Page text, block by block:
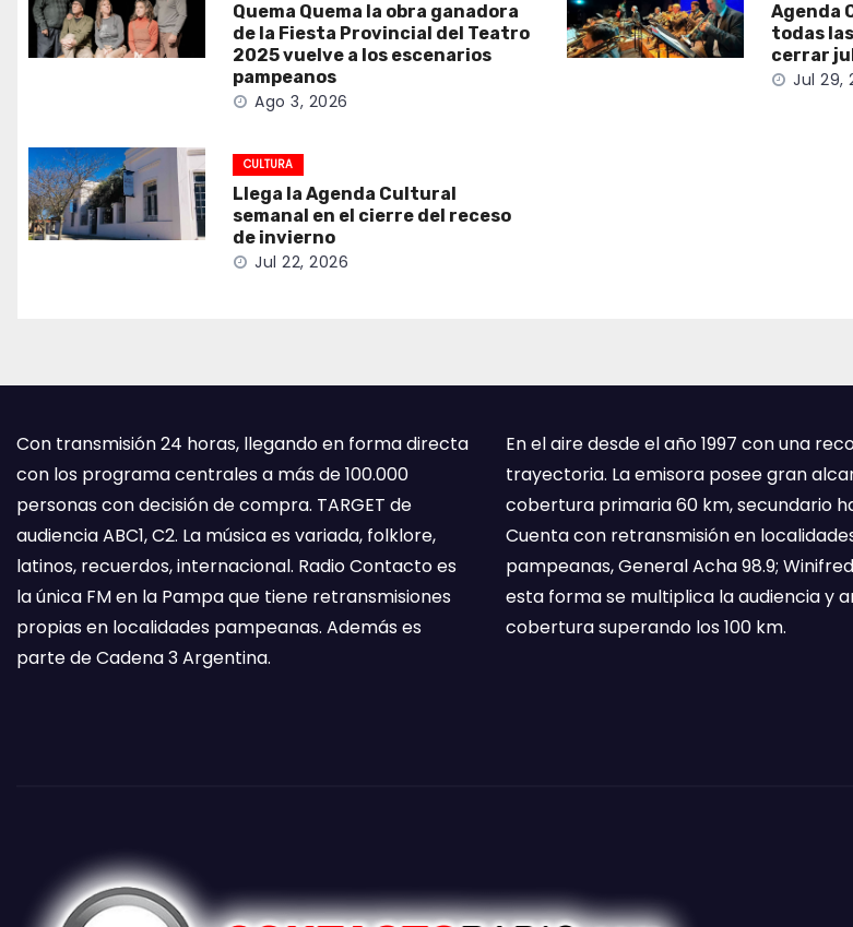
Quema Quema la obra ganadora
de la Fiesta Provincial del Teatro
2025 vuelve a los escenarios
pampeanos
Ago 3, 2026
Agenda
todas
cerrar
Jul 29,
CULTURA
Llega la Agenda Cultural
semanal en el cierre del receso
de invierno
Jul 22, 2026
Con transmisión 24 horas, llegando en forma directa
con los programa centrales a más de 100.000
personas con decisión de compra. TARGET de
audiencia ABC1, C2. La música es variada, folklore,
latinos, recuerdos, internacional. Radio Contacto es
la única FM en la Pampa que tiene retransmisiones
propias en localidades pampeanas. Además es
parte de Cadena 3 Argentina.
En el aire desde el año 1997 con una
trayectoria. La emisora posee gran
cobertura primaria 60 km, secundario
Cuenta con retransmisión en
pampeanas, General Acha 98.9;
esta forma se multiplica la audiencia y
cobertura superando los 100 km.